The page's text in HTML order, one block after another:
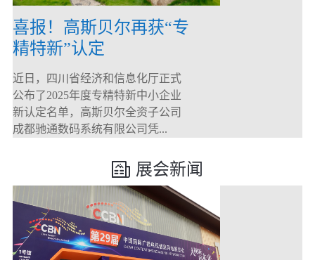
喜报！高斯贝尔再获“专
精特新”认定
近日，四川省经济和信息化厅正式
公布了2025年度专精特新中小企业
新认定名单，高斯贝尔全资子公司
成都驰通数码系统有限公司凭...
展会新闻